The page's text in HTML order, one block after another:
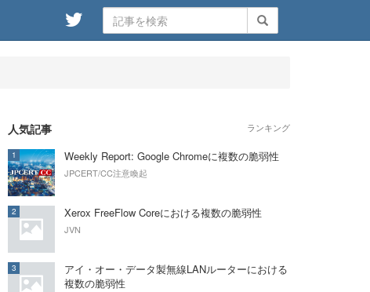
人気記事 ランキング
1 Weekly Report: Google Chromeに複数の脆弱性
JPCERT/CC注意喚起
2 Xerox FreeFlow Coreにおける複数の脆弱性
JVN
3
アイ・オー・データ製無線LANルーターにおける
複数の脆弱性